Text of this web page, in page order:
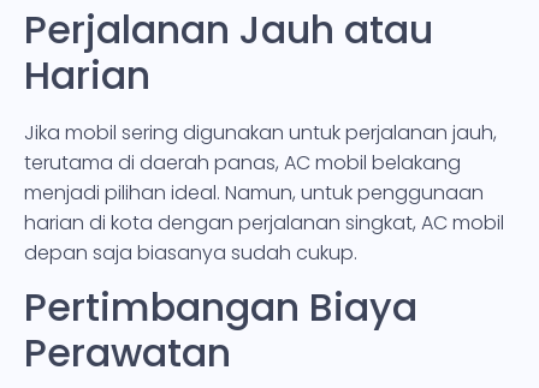
Perjalanan Jauh atau
Harian
Jika mobil sering digunakan untuk perjalanan jauh,
terutama di daerah panas, AC mobil belakang
menjadi pilihan ideal. Namun, untuk penggunaan
harian di kota dengan perjalanan singkat, AC mobil
depan saja biasanya sudah cukup.
Pertimbangan Biaya
Perawatan